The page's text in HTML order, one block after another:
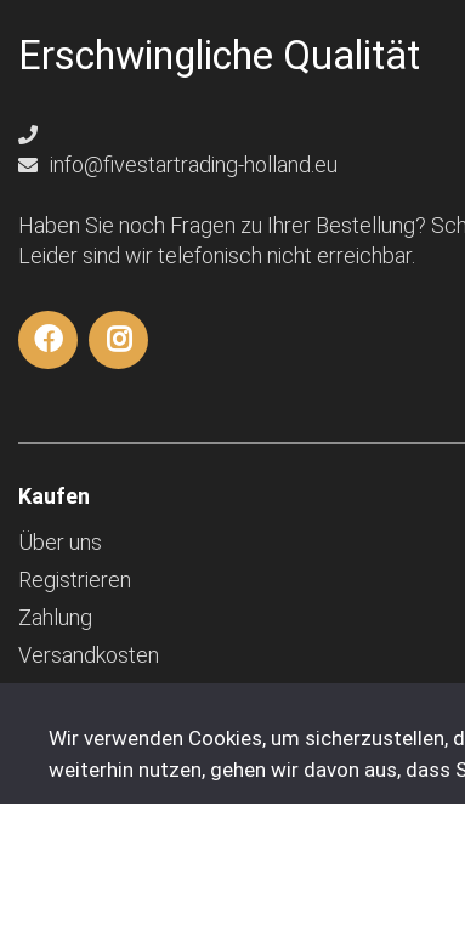
Erschwingliche Qualität
info@fivestartrading-holland.eu
Haben Sie noch Fragen zu Ihrer Bestellung?
Leider sind wir telefonisch nicht erreichbar.
Kaufen
Über uns
Registrieren
Zahlung
Versandkosten
AGB
Transport
Wir verwenden Cookies, um
weiterhin nutzen, gehen wir davon aus, dass